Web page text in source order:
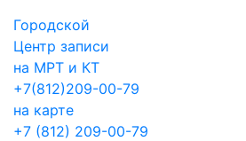
Городской
Центр записи
на МРТ и КТ
+7(812)209-00-79
на карте
+7 (812) 209-00-79